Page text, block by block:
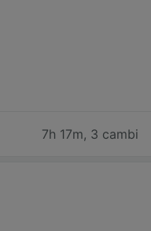
7h 17m, 3 cambi